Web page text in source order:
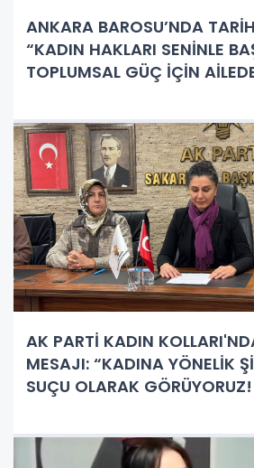
ANKARA BAROSU’NDA
“KADIN HAKLARI SENİNLE
TOPLUMSAL GÜÇ İÇİN
AK PARTİ KADIN
MESAJI: “KADINA YÖNELİK
SUÇU OLARAK